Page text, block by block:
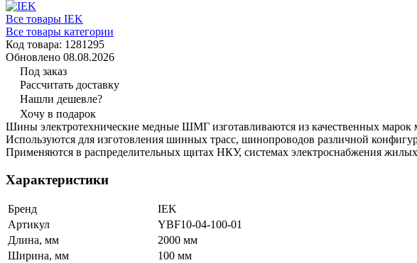
Все товары IEK
Все товары категории
Код товара: 1281295
Обновлено 08.08.2026
Под заказ
Рассчитать доставку
Нашли дешевле?
Хочу в подарок
Шины электротехнические медные ШМГ изготавливаются из качественных
Используются для изготовления шинных трасс, шинопроводов различной
Применяются в распределительных щитах НКУ, системах электроснабжения
Характеристики
Бренд
IEK
Артикул
YBF10-04-100-01
Длина, мм
2000 мм
Ширина, мм
100 мм